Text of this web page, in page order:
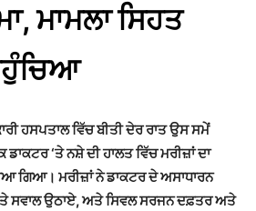
ਮਾਮਲਾ ਸਿਹਤ
ਹਸਪਤਾਲ ਵਿੱਚ ਬੀਤੀ ਦੇਰ ਰਾਤ ਉਸ ਸਮੇਂ
‘ਤੇ ਨਸ਼ੇ ਦੀ ਹਾਲਤ ਵਿੱਚ ਮਰੀਜ਼ਾਂ ਦਾ
ਗਿਆ। ਮਰੀਜ਼ਾਂ ਨੇ ਡਾਕਟਰ ਦੇ ਅਸਾਧਾਰਨ
ਸਵਾਲ ਉਠਾਏ, ਅਤੇ ਸਿਵਲ ਸਰਜਨ ਦਫ਼ਤਰ ਅਤੇ